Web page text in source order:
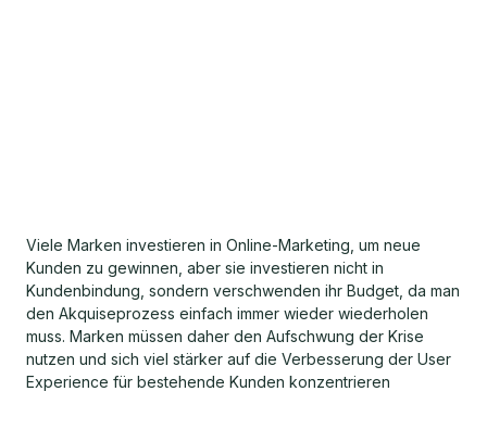
Viele Marken investieren in Online-Marketing, um neue
Kunden zu gewinnen, aber sie investieren nicht in
Kundenbindung, sondern verschwenden ihr Budget, da man
den Akquiseprozess einfach immer wieder wiederholen
muss. Marken müssen daher den Aufschwung der Krise
nutzen und sich viel stärker auf die Verbesserung der User
Experience für bestehende Kunden konzentrieren